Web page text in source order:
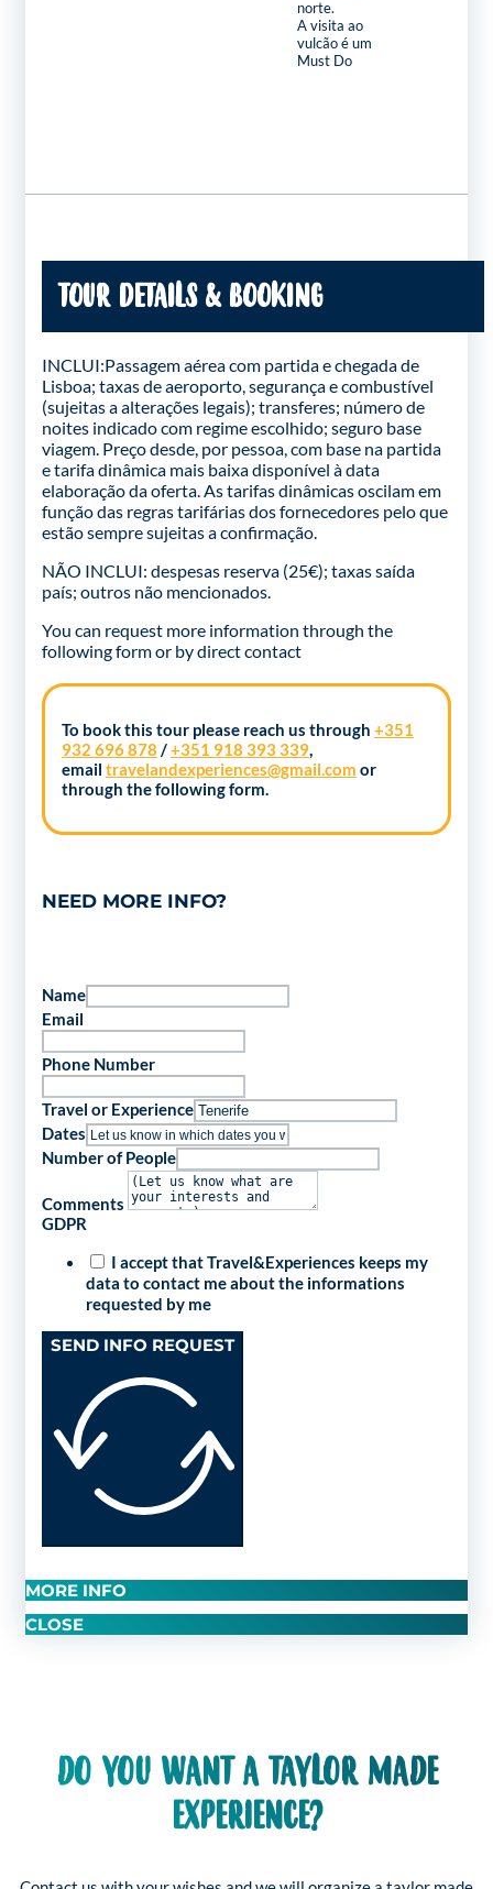
norte.
A visita ao
vulcão é um
Must Do
MORE INFO
CLOSE
TOUR DETAILS & BOOKING
INCLUI:Passagem aérea com partida e chegada de
Lisboa; taxas de aeroporto, segurança e combustível
(sujeitas a alterações legais); transferes; número de
noites indicado com regime escolhido; seguro base
viagem. Preço desde, por pessoa, com base na partida
e tarifa dinâmica mais baixa disponível à data
elaboração da oferta. As tarifas dinâmicas oscilam em
função das regras tarifárias dos fornecedores pelo que
estão sempre sujeitas a confirmação.
NÃO INCLUI: despesas reserva (25€); taxas saída
país; outros não mencionados.
You can request more information through the
following formor by direct contact
To book this tour please reach us through +351
932 696 878 /+351 918 393 339,
email travelandexperiences@gmail.com or
through the following form.
NEED MORE INFO?
Name
Email
Phone Number
Travel or Experience
Dates
Number of People
Comments
GDPR
I accept that Travel&Experiences keeps my
data to contact me about the informations
requested by me
SEND INFO REQUEST
DO YOU WANT A TAYLOR MADE
EXPERIENCE?